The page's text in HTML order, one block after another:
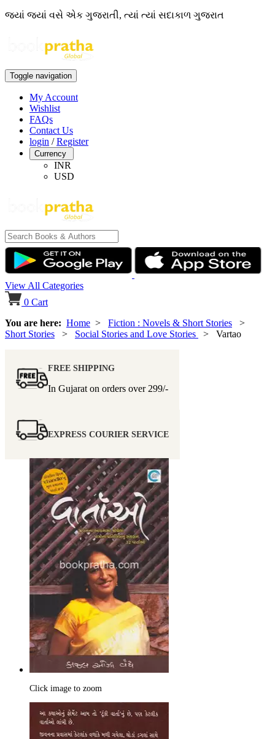
જ્યાં જ્યાં વસે એક ગુજરાતી, ત્યાં ત્યાં સદાકાળ ગુજરાત
Toggle navigation
My Account
Wishlist
FAQs
Contact Us
login /Register
Currency
INR
USD
View All Categories
0 Cart
You are here: Home > Fiction : Novels & Short Stories >
Short Stories > Social Stories and Love Stories > Vartao
FREE SHIPPING
In Gujarat on orders over 299/-
EXPRESS COURIER SERVICE
Click image to zoom